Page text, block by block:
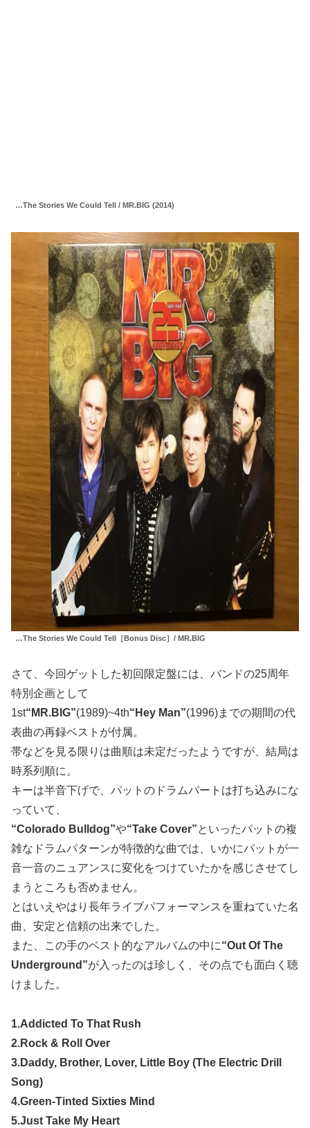
…The Stories We Could Tell / MR.BIG (2014)
…The Stories We Could Tell［Bonus Disc］/ MR.BIG
さて、今回ゲットした初回限定盤には、バンドの25周年
特別企画として
1st“MR.BIG”(1989)~4th“Hey Man”(1996)までの期間の代
表曲の再録ベストが付属。
帯などを見る限りは曲順は未定だったようですが、結局は
時系列順に。
キーは半音下げで、パットのドラムパートは打ち込みにな
っていて、
“Colorado Bulldog”や“Take Cover”といったパットの複
雑なドラムパターンが特徴的な曲では、いかにパットが一
音一音のニュアンスに変化をつけていたかを感じさせてし
まうところも否めません。
とはいえやはり長年ライブパフォーマンスを重ねていた名
曲、安定と信頼の出来でした。
また、この手のベスト的なアルバムの中に“Out Of The
Underground”が入ったのは珍しく、その点でも面白く聴
けました。
1.Addicted To That Rush
2.Rock & Roll Over
3.Daddy, Brother, Lover, Little Boy (The Electric Drill
Song)
4.Green-Tinted Sixties Mind
5.Just Take My Heart